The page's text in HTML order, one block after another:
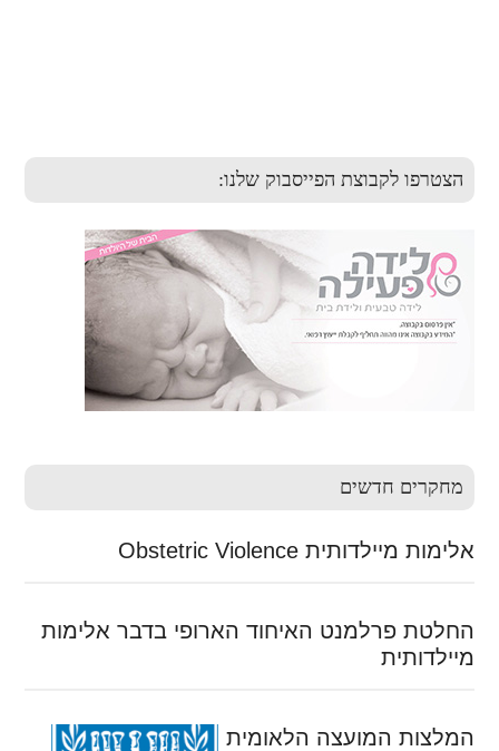
הצטרפו לקבוצת הפייסבוק שלנו:
מחקרים חדשים
אלימות מיילדותית Obstetric Violence
החלטת פרלמנט האיחוד הארופי בדבר אלימות
מיילדותית
המלצות המועצה הלאומית